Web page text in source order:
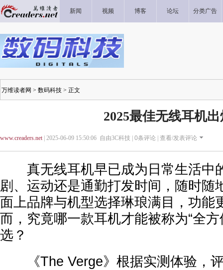
新闻 视频 博客 论坛 分类广告
万维读者网 > 数码科技 > 正文
2025最佳无线耳机出
www.creaders.net| 2025-06-09 15:50:06 自由3C科技 | 0条评论 | 查看/发表评论
真无线耳机早已成为日常生活中
剧、运动还是通勤打发时间，随时随
面上品牌与机型选择琳琅满目，功能
而，究竟哪一款耳机才能被称为“全
选？
《The Verge》根据实测体验，评